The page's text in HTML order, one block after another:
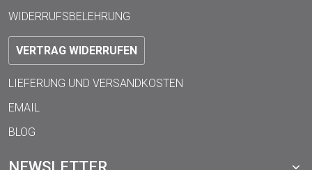
WIDERRUFSBELEHRUNG
VERTRAG WIDERRUFEN
LIEFERUNG UND VERSANDKOSTEN
EMAIL
BLOG